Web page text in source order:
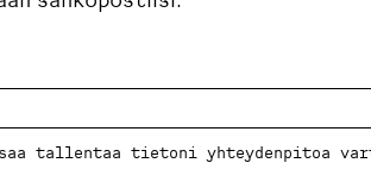
saa tallentaa tietoni yhteydenpitoa